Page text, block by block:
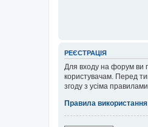
РЕЄСТРАЦІЯ
Для входу на форум ви
користувачам. Перед
згоду з усіма
Правила використання